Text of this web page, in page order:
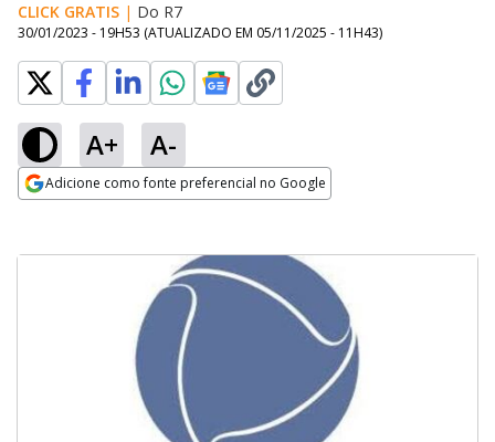
CLICK GRATIS | Do R7
30/01/2023 - 19H53 (ATUALIZADO EM 05/11/2025 - 11H43)
A+ A-
Adicione como fonte preferencial no Google